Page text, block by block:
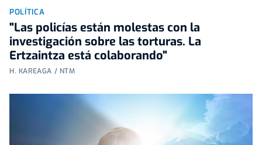
POLÍTICA
"Las policías están molestas con la
investigación sobre las torturas. La
Ertzaintza está colaborando"
H. KAREAGA / NTM